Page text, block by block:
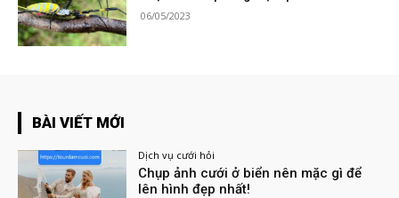
06/05/2023
BÀI VIẾT MỚI
Dịch vụ cưới hỏi
Chụp ảnh cưới ở biển nên mặc gì để
lên hình đẹp nhất!